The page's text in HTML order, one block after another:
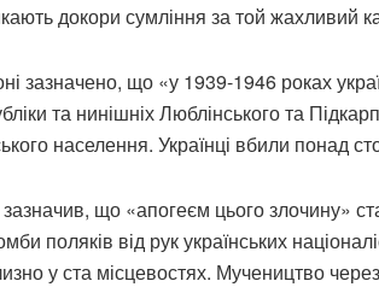
докори сумління за той жахливий
зазначено, що «у 1939-1946 роках
та нинішніх Люблінського та
населення. Українці вбили понад
що «апогеєм цього злочину»
поляків від рук українських
у ста місцевостях. Мучеництво